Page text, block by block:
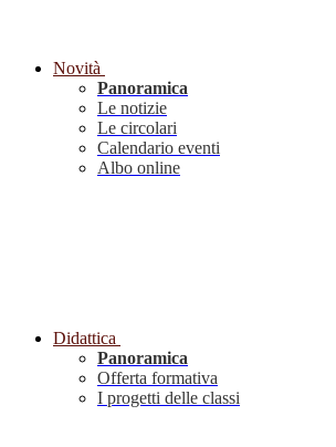
Novità
Panoramica
Le notizie
Le circolari
Calendario eventi
Albo online
Didattica
Panoramica
Offerta formativa
I progetti delle classi